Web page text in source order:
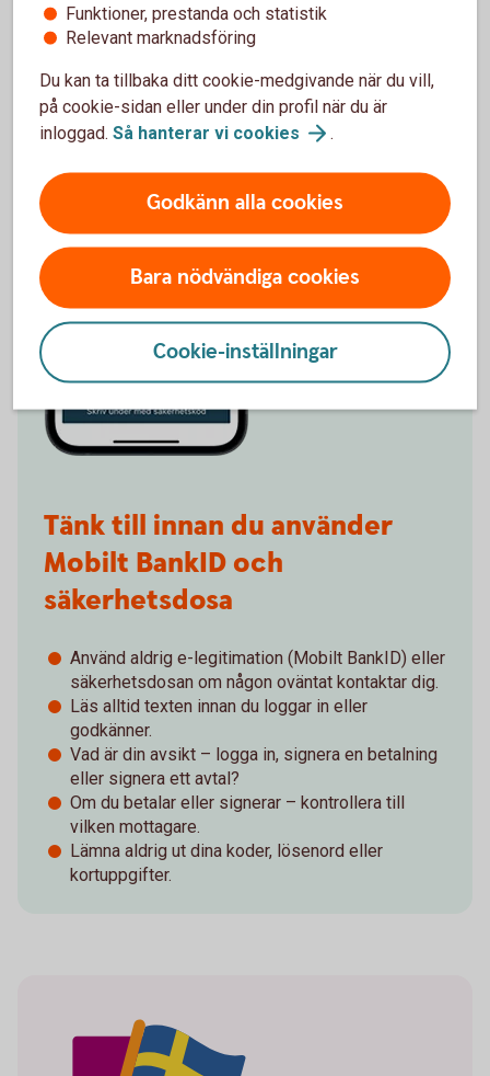
Tänk till innan du använder
Mobilt BankID och
säkerhetsdosa
Använd aldrig e-legitimation (Mobilt BankID) eller
säkerhetsdosan om någon oväntat kontaktar dig.
Läs alltid texten innan du loggar in eller
godkänner.
Vad är din avsikt – logga in, signera en betalning
eller signera ett avtal?
Om du betalar eller signerar – kontrollera till
vilken mottagare.
Lämna aldrig ut dina koder, lösenord eller
kortuppgifter.
Funktioner, prestanda och statistik
Relevant marknadsföring
Du kan ta tillbaka ditt cookie-medgivande när du vill,
på cookie-sidan eller under din profil när du är
inloggad. Så hanterar vi cookies .
Godkänn alla cookies
Bara nödvändiga cookies
Cookie-inställningar